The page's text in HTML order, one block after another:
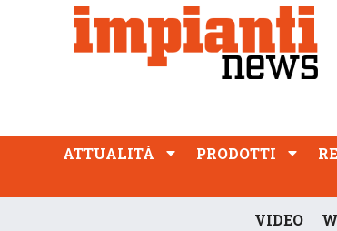
ATTUALITÀ PRODOTTI
PROFESSIONE
ATTUALITÀ PRODOTTI
VIDEO